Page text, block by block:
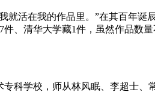
就活在我的作品里。”在其百年
、清华大学藏1件，虽然作品
科学校，师从林风眠、李超士